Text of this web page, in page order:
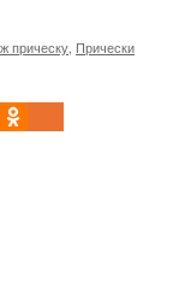
прическу Прически